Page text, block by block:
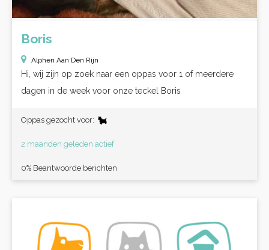
Boris
Alphen Aan Den Rijn
Hi, wij zijn op zoek naar een oppas voor 1 of meerdere
dagen in de week voor onze teckel Boris
Oppas gezocht voor:
2 maanden geleden actief
0% Beantwoorde berichten